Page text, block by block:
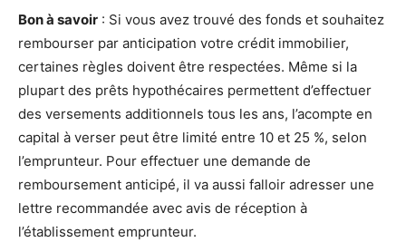
Bon à savoir : Si vous avez trouvé des fonds et souhaitez
rembourser par anticipation votre crédit immobilier,
certaines règles doivent être respectées. Même si la
plupart des prêts hypothécaires permettent d’effectuer
des versements additionnels tous les ans, l’acompte en
capital à verser peut être limité entre 10 et 25 %, selon
l’emprunteur. Pour effectuer une demande de
remboursement anticipé, il va aussi falloir adresser une
lettre recommandée avec avis de réception à
l’établissement emprunteur.